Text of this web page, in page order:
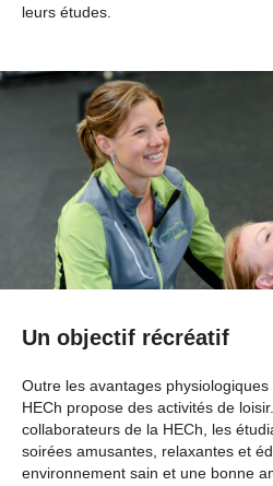
leurs études.
Un objectif récréatif
Outre les avantages
HECh propose des activités de
collaborateurs de la HECh, les
soirées amusantes, relaxantes et
environnement sain et une bonne